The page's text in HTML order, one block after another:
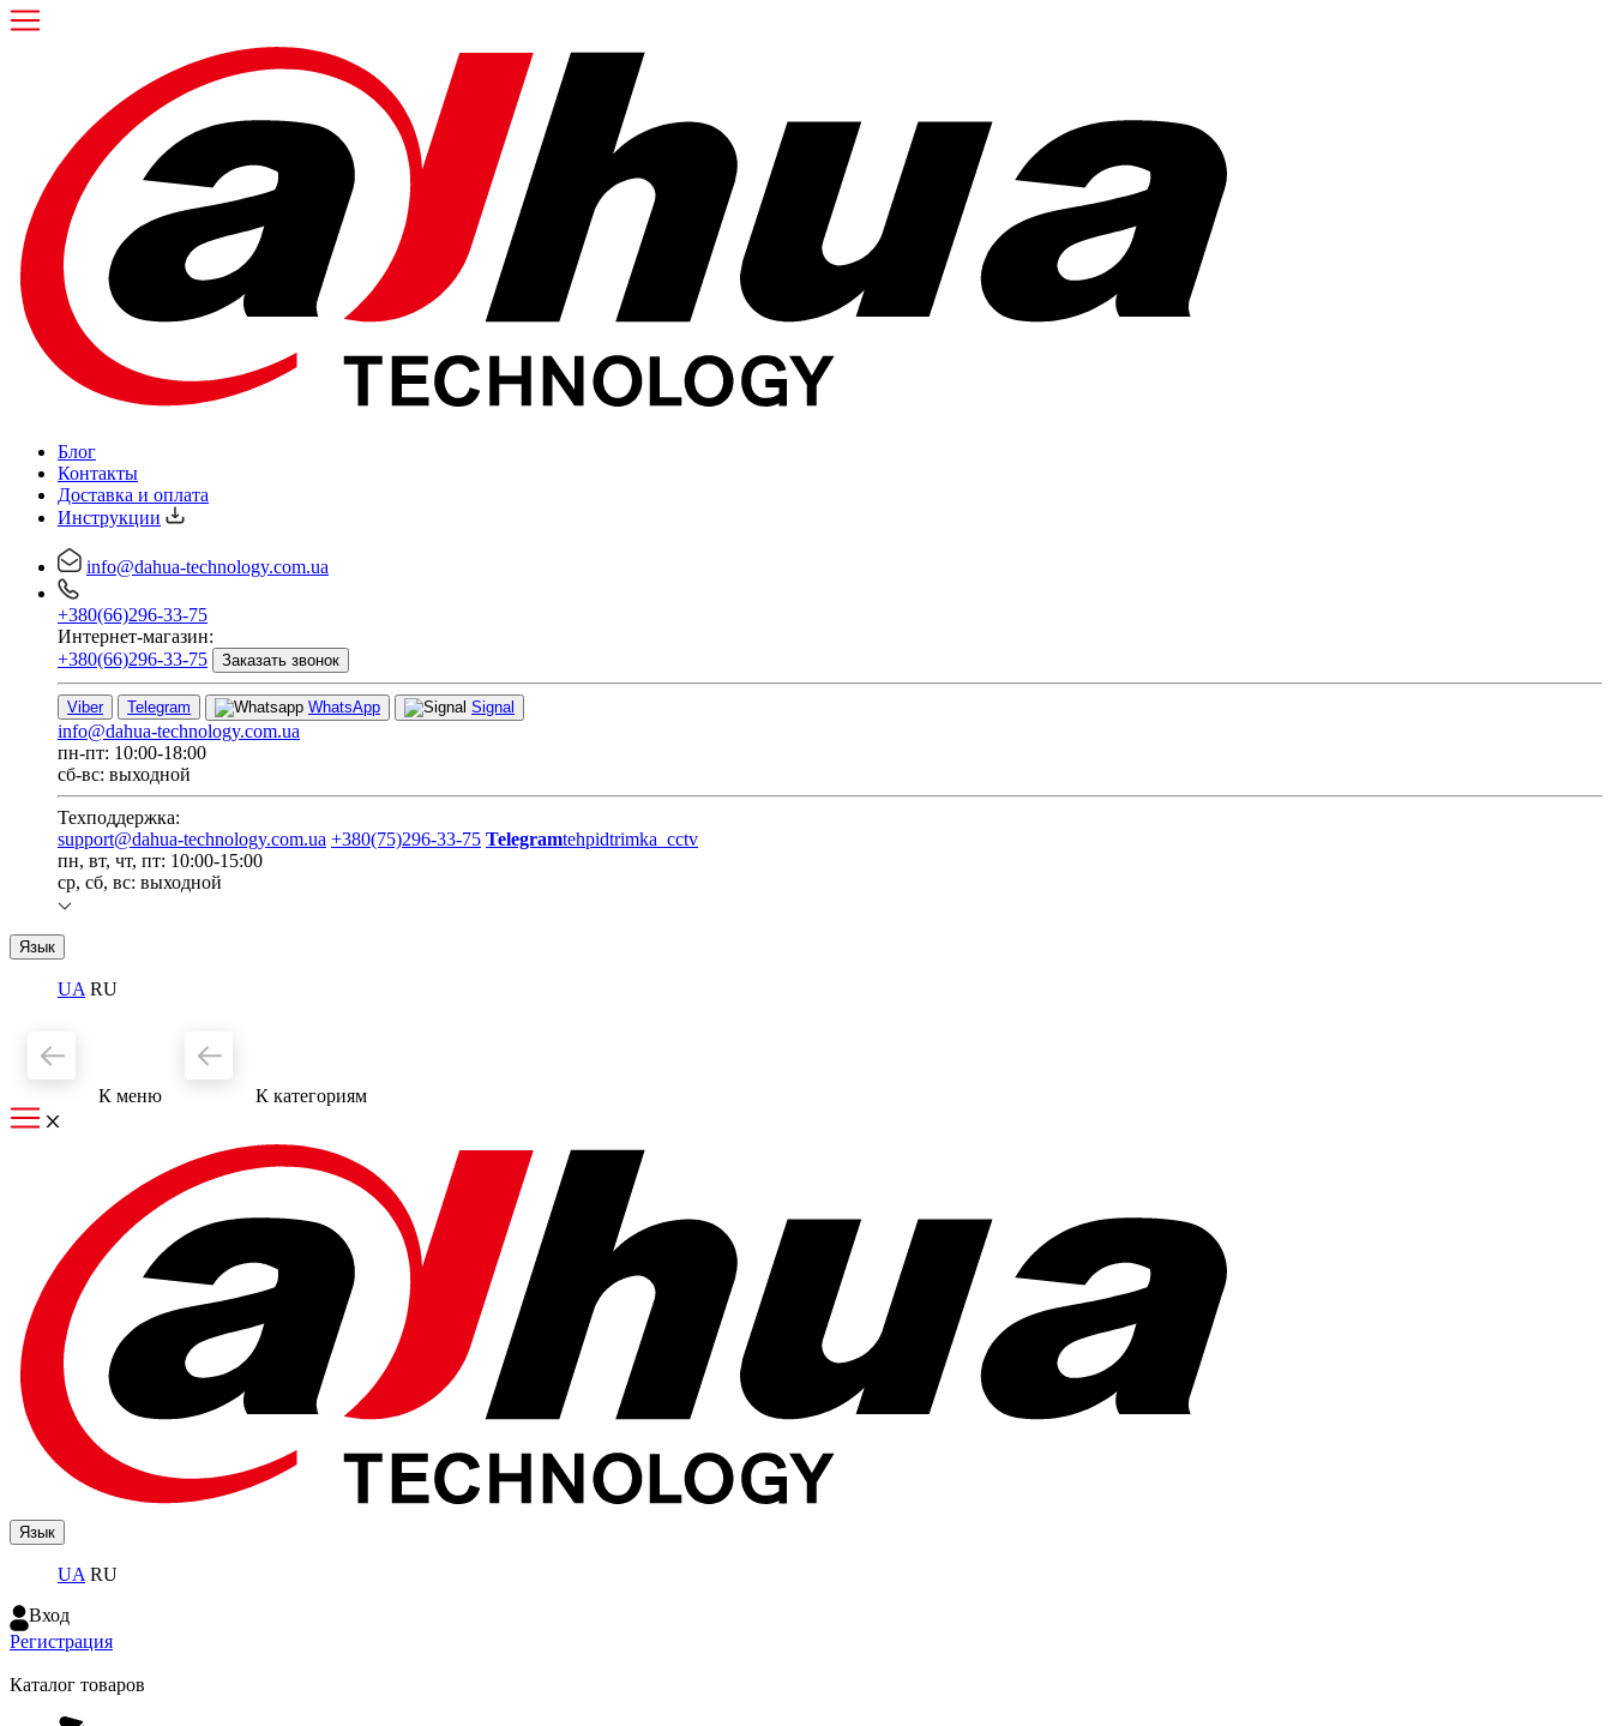
Блог
Контакты
Доставка и оплата
Инструкции
info@dahua-technology.com.ua
+380(66)296-33-75
Интернет-магазин:
+380(66)296-33-75
Заказать звонок
Viber Telegram WhatsApp Signal
info@dahua-technology.com.ua
пн-пт: 10:00-18:00
сб-вс: выходной
Техподдержка:
support@dahua-technology.com.ua +380(75)296-33-75 Telegramtehpidtrimka_cctv
пн, вт, чт, пт: 10:00-15:00
ср, сб, вс: выходной
Язык
UA RU
К меню К категориям
Язык
UA RU
Вход
Регистрация
Каталог товаров